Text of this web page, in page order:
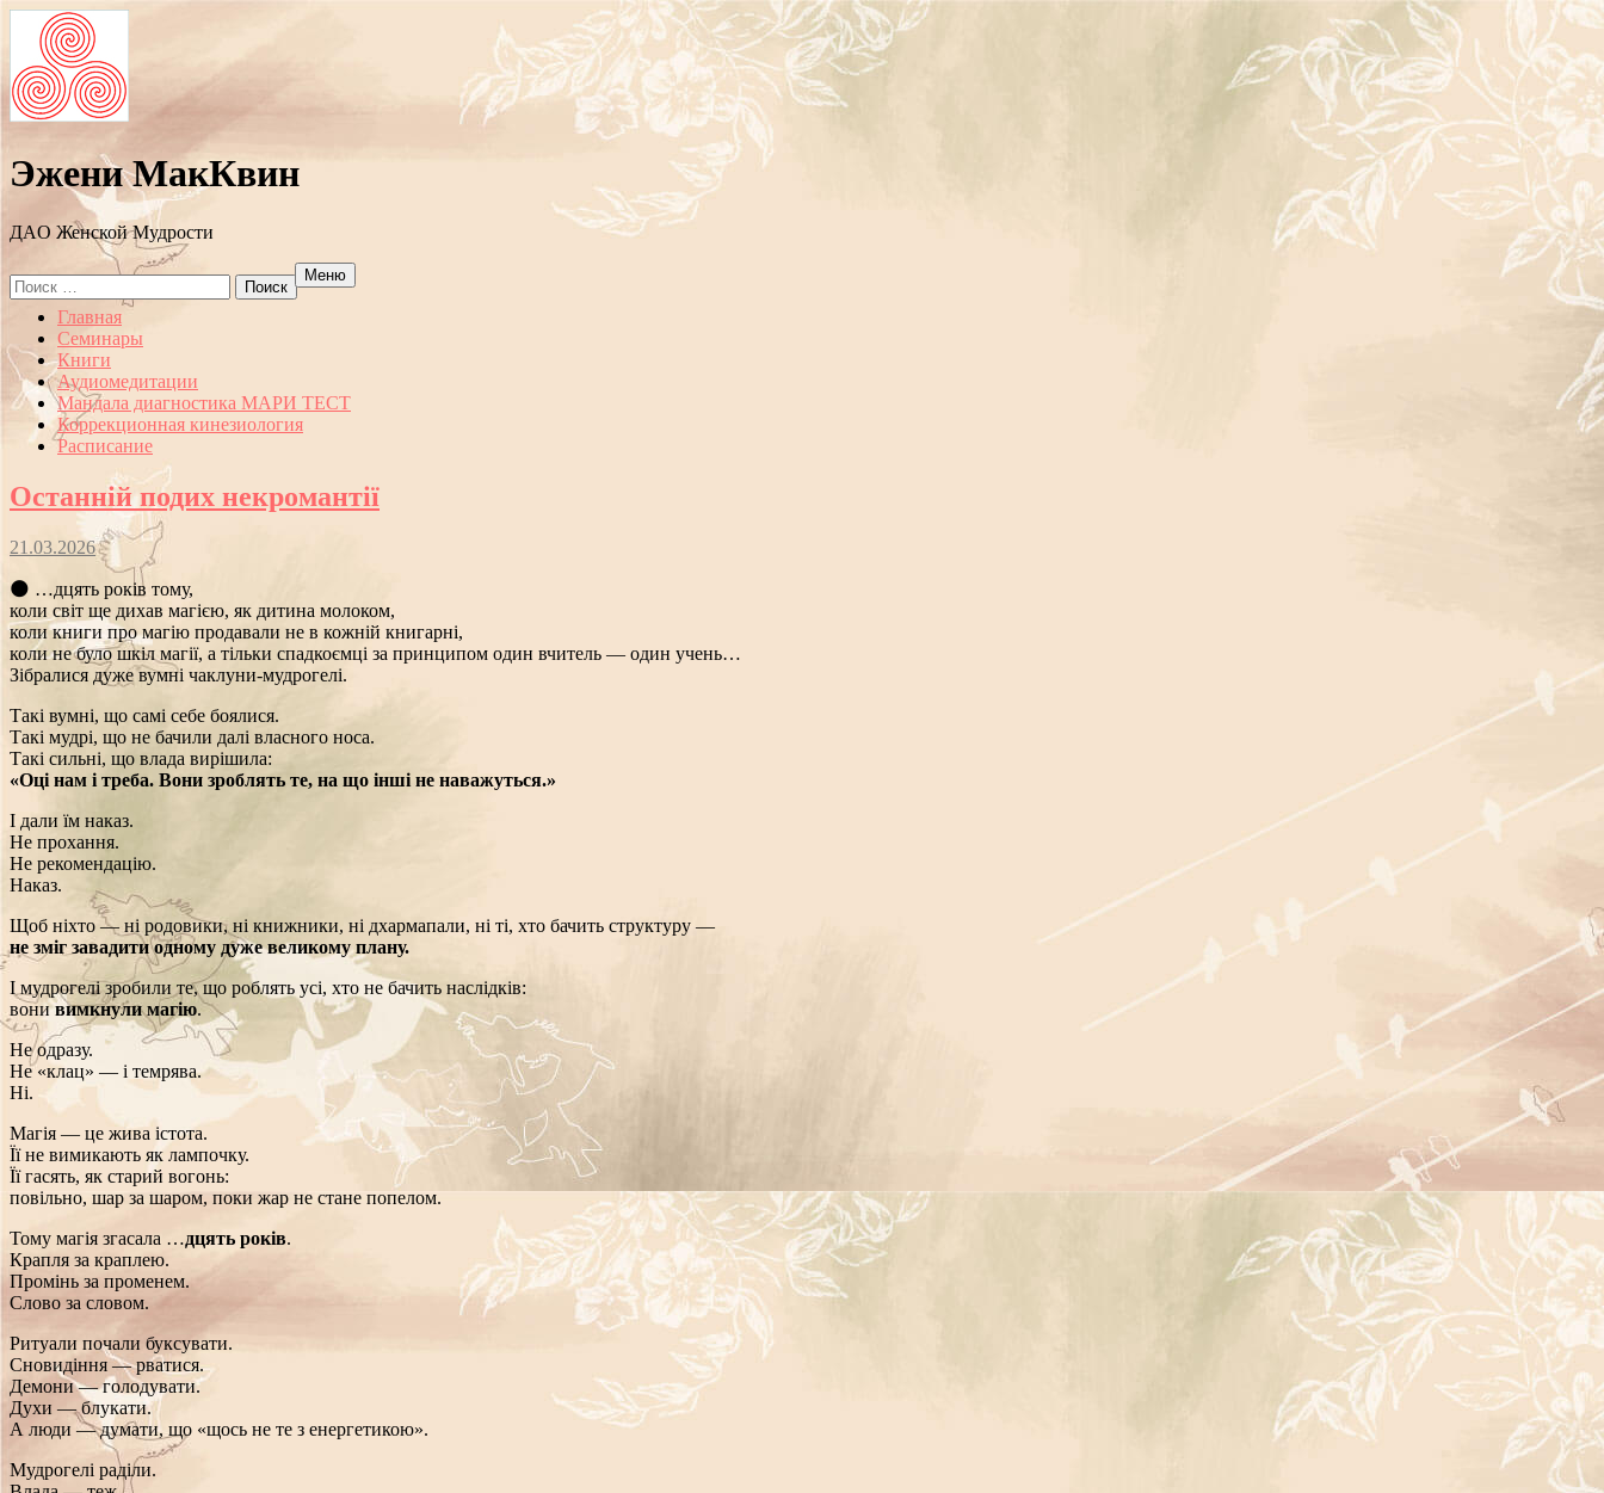
Эжени МакКвин
ДAO Женской Мудрости
Search
for:
Меню
Перейти
содержанию
Главная
Семинары
Книги
Аудиомедитации
Мандала диагностика МАРИ ТЕСТ
Коррекционная кинезиология
Расписание
Останній подих некромантії
21.03.2026
🌑 …дцять років тому,
коли світ ще дихав магією, як дитина молоком,
коли книги про магію продавали не в кожній книгарні,
коли не було шкіл магії, а тільки спадкоємці за принципом один вчитель — один учень…
Зібралися дуже вумні чаклуни-мудрогелі.
Такі вумні, що самі себе боялися.
Такі мудрі, що не бачили далі власного носа.
Такі сильні, що влада вирішила:
«Оці нам і треба. Вони зроблять те, на що інші не наважуться.»
І дали їм наказ.
Не прохання.
Не рекомендацію.
Наказ.
Щоб ніхто — ні родовики, ні книжники, ні дхармапали, ні ті, хто бачить структуру —
не зміг завадити одному дуже великому плану.
І мудрогелі зробили те, що роблять усі, хто не бачить наслідків:
вонивимкнули магію.
Не одразу.
Не «клац» — і темрява.
Ні.
Магія — це жива істота.
Її не вимикають як лампочку.
Її гасять, як старий вогонь:
повільно, шар за шаром, поки жар не стане попелом.
Тому магія згасала …дцять років.
Крапля за краплею.
Промінь за променем.
Слово за словом.
Ритуали почали буксувати.
Сновидіння — рватися.
Демони — голодувати.
Духи — блукати.
А люди — думати, що «щось не те з енергетикою».
Мудрогелі раділи.